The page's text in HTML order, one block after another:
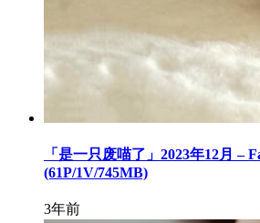
「是一只废喵了」2023年12月 –
(61P/1V/745MB)
3年前